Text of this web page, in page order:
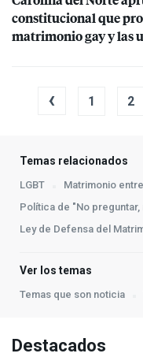
constitucional que
matrimonio gay y las
‹ 1 2
Temas relacionados
LGBT
Matrimonio
Política de "No
Ley de Defensa del
Ver los temas
Temas que son noticia
Destacados